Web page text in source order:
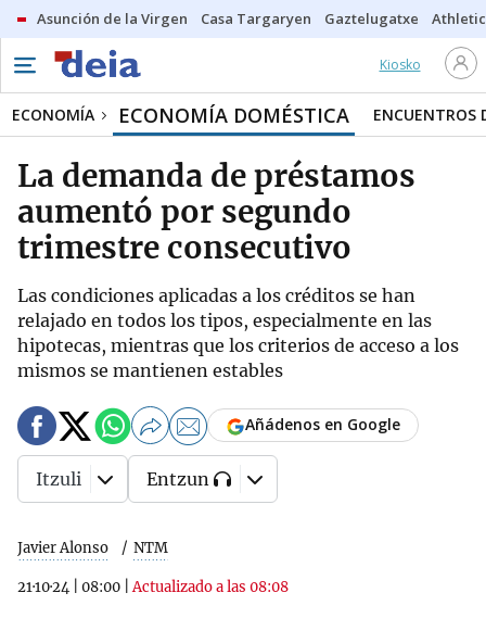
Asunción de la Virgen Casa Targaryen Gaztelugatxe Athletic
Kiosko
ECONOMÍA ECONOMÍA DOMÉSTICA ENCUENTROS
La demanda de préstamos
aumentó por segundo
trimestre consecutivo
Las condiciones aplicadas a los créditos se han
relajado en todos los tipos, especialmente en las
hipotecas, mientras que los criterios de acceso a los
mismos se mantienen estables
Javier Alonso NTM
21·10·24 08:00 |Actualizado a las 08:08
Añádenos en Google
Itzuli Entzun